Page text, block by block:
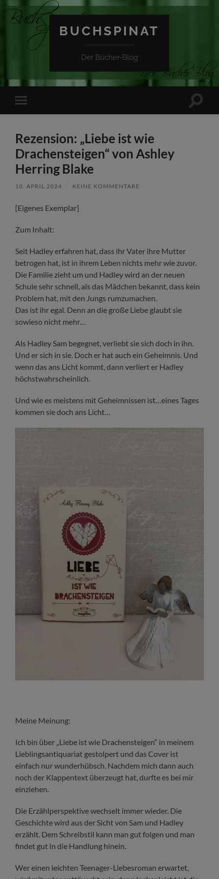
BUCHSPINAT
Der Bücher-Blog
Mobile-
Menü
Rezension: „Liebe ist wie
Drachensteigen“ von Ashley
Herring Blake
10. APRIL 2024 KEINE KOMMENTARE
[Eigenes Exemplar]
Zum Inhalt:
Seit Hadley erfahren hat, dass ihr Vater ihre Mutter
betrogen hat, ist in ihrem Leben nichts mehr wie zuvor.
Die Familie zieht um und Hadley wird an der neuen
Schule sehr schnell, als das Mädchen bekannt, dass kein
Problem hat, mit den Jungs rumzumachen.
Das ist ihr egal. Denn an die große Liebe glaubt sie
sowieso nicht mehr…
Als Hadley Sam begegnet, verliebt sie sich doch in ihn.
Und er sich in sie. Doch er hat auch ein Geheimnis. Und
wenn das ans Licht kommt, dann verliert er Hadley
höchstwahrscheinlich.
Und wie es meistens mit Geheimnissen ist…eines Tages
kommen sie doch ans Licht…
Meine Meinung:
Ich bin über „Liebe ist wie Drachensteigen“ in meinem
Lieblingsantiquariat gestolpert und das Cover ist
einfach nur wunderhübsch. Nachdem mich dann auch
noch der Klappentext überzeugt hat, durfte es bei mir
einziehen.
Die Erzählperspektive wechselt immer wieder. Die
Geschichte wird aus der Sicht von Sam und Hadley
erzählt. Dem Schreibstil kann man gut folgen und man
findet gut in die Handlung hinein.
Wer einen leichten Teenager-Liebesroman erwartet,